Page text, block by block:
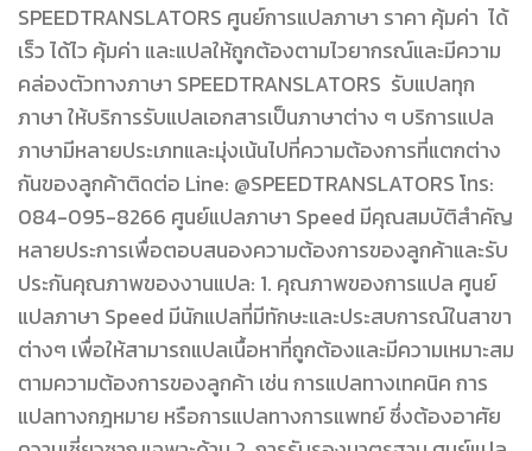
SPEEDTRANSLATORS ศูนย์การแปลภาษา ราคา คุ้มค่า ได้
เร็ว ได้ไว คุ้มค่า และแปลให้ถูกต้องตามไวยากรณ์และมีความ
คล่องตัวทางภาษา SPEEDTRANSLATORS รับแปลทุก
ภาษา ให้บริการรับแปลเอกสารเป็นภาษาต่าง ๆ บริการแปล
ภาษามีหลายประเภทและมุ่งเน้นไปที่ความต้องการที่แตกต่าง
กันของลูกค้าติดต่อ Line: @SPEEDTRANSLATORS โทร:
084-095-8266 ศูนย์แปลภาษา Speed มีคุณสมบัติสำคัญ
หลายประการเพื่อตอบสนองความต้องการของลูกค้าและรับ
ประกันคุณภาพของงานแปล: 1. คุณภาพของการแปล ศูนย์
แปลภาษา Speed มีนักแปลที่มีทักษะและประสบการณ์ในสาขา
ต่างๆ เพื่อให้สามารถแปลเนื้อหาที่ถูกต้องและมีความเหมาะสม
ตามความต้องการของลูกค้า เช่น การแปลทางเทคนิค การ
แปลทางกฎหมาย หรือการแปลทางการแพทย์ ซึ่งต้องอาศัย